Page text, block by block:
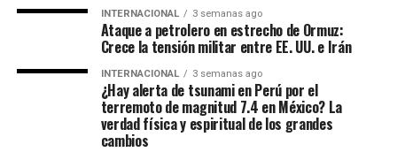
INTERNACIONAL 3 semanas ago
Ataque a petrolero en estrecho de Ormuz:
Crece la tensión militar entre EE. UU. e Irán
INTERNACIONAL 3 semanas ago
¿Hay alerta de tsunami en Perú por el
terremoto de magnitud 7.4 en México? La
verdad física y espiritual de los grandes
cambios